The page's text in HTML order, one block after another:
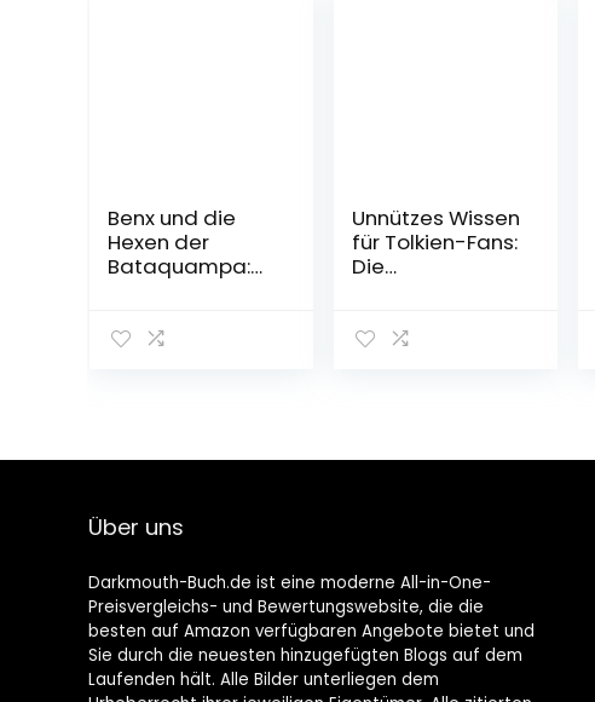
Benx und die
Hexen der
Bataquampa:
Rabaukien, Band
Unnützes Wissen
für Tolkien-Fans:
Die
und lustigsten
und lustigsten …
Taschenbuch –
16. August 2022
Über uns
Darkmouth-Buch.de ist eine moderne All-in-One-
Preisvergleichs- und Bewertungswebsite, die die
besten auf Amazon verfügbaren Angebote bietet und
Sie durch die neuesten hinzugefügten Blogs auf dem
Laufenden hält. Alle Bilder unterliegen dem